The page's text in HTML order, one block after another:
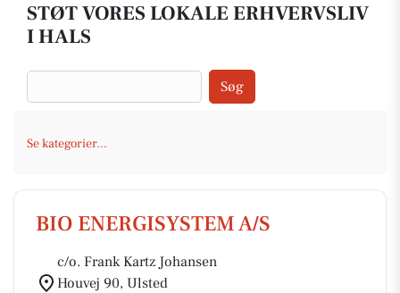
STØT VORES LOKALE ERHVERVSLIV
I HALS
Søg
Se kategorier...
BIO ENERGISYSTEM A/S
c/o. Frank Kartz Johansen
Houvej 90, Ulsted